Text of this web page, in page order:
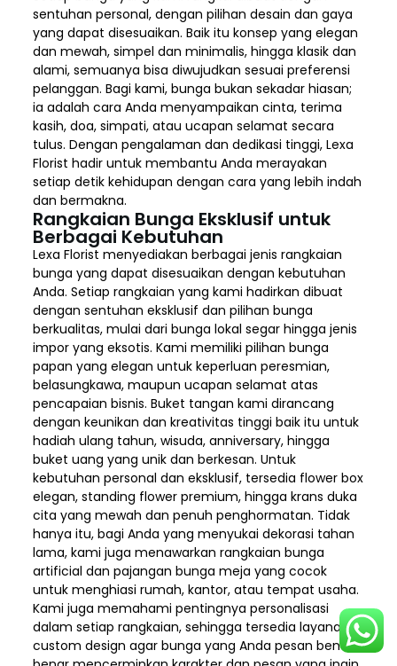
sentuhan personal, dengan pilihan desain dan gaya
yang dapat disesuaikan. Baik itu konsep yang elegan
dan mewah, simpel dan minimalis, hingga klasik dan
alami, semuanya bisa diwujudkan sesuai preferensi
pelanggan. Bagi kami, bunga bukan sekadar hiasan;
ia adalah cara Anda menyampaikan cinta, terima
kasih, doa, simpati, atau ucapan selamat secara
tulus. Dengan pengalaman dan dedikasi tinggi, Lexa
Florist hadir untuk membantu Anda merayakan
setiap detik kehidupan dengan cara yang lebih indah
dan bermakna.
Rangkaian Bunga Eksklusif untuk
Berbagai Kebutuhan
Lexa Florist menyediakan berbagai jenis rangkaian
bunga yang dapat disesuaikan dengan kebutuhan
Anda. Setiap rangkaian yang kami hadirkan dibuat
dengan sentuhan eksklusif dan pilihan bunga
berkualitas, mulai dari bunga lokal segar hingga jenis
impor yang eksotis. Kami memiliki pilihan bunga
papan yang elegan untuk keperluan peresmian,
belasungkawa, maupun ucapan selamat atas
pencapaian bisnis. Buket tangan kami dirancang
dengan keunikan dan kreativitas tinggi baik itu untuk
hadiah ulang tahun, wisuda, anniversary, hingga
buket uang yang unik dan berkesan. Untuk
kebutuhan personal dan eksklusif, tersedia flower box
elegan, standing flower premium, hingga krans duka
cita yang mewah dan penuh penghormatan. Tidak
hanya itu, bagi Anda yang menyukai dekorasi tahan
lama, kami juga menawarkan rangkaian bunga
artificial dan pajangan bunga meja yang cocok
untuk menghiasi rumah, kantor, atau tempat usaha.
Kami juga memahami pentingnya personalisasi
dalam setiap rangkaian, sehingga tersedia layanan
custom design agar bunga yang Anda pesan benar-